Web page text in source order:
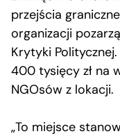
przejścia
organizacji
Krytyki
400 tysięcy zł na
NGOsów z lokacji.
„To miejsce